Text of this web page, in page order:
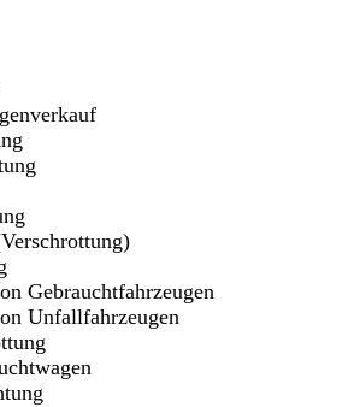
Gebrauchtfahrzeugen
Unfallfahrzeugen